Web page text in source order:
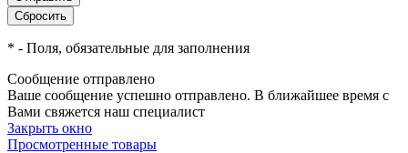
* - Поля, обязательные для заполнения
Сообщение отправлено
Ваше сообщение успешно отправлено. В ближайшее время с
Вами свяжется наш специалист
Закрыть окно
Просмотренные товары